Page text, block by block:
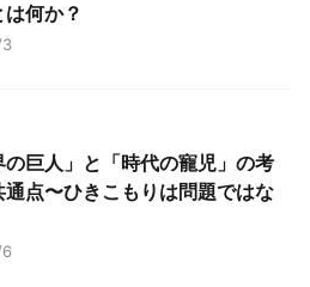
何か？
3
の巨人」と「時代の寵児」の考
通点〜ひきこもりは問題ではな
6